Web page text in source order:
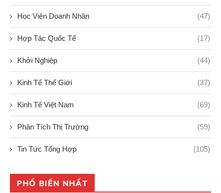
Học Viện Doanh Nhân (47)
Hợp Tác Quốc Tế (17)
Khởi Nghiệp (44)
Kinh Tế Thế Giới (37)
Kinh Tế Việt Nam (69)
Phân Tích Thị Trường (59)
Tin Tức Tổng Hợp (105)
PHỔ BIẾN NHẤT